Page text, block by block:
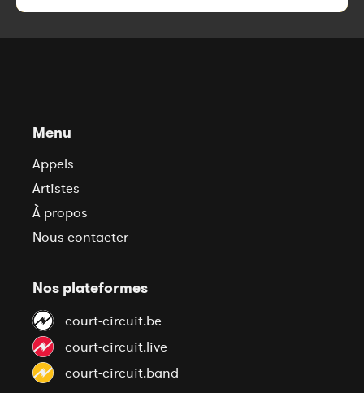
Menu
Appels
Artistes
À propos
Nous contacter
Nos plateformes
court-circuit.be
court-circuit.live
court-circuit.band